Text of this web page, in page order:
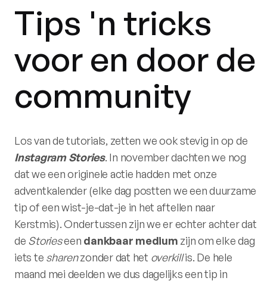
Tips 'n tricks
voor en door de
community
Los van de tutorials, zetten we ook stevig in op de
Instagram Stories. In november dachten we nog
dat we een originele actie hadden met onze
adventkalender (elke dag postten we een duurzame
tip of een wist-je-dat-je in het aftellen naar
Kerstmis). Ondertussen zijn we er echter achter dat
de Storieseen dankbaar medium zijn om elke dag
iets te sharenzonder dat het overkillis. De hele
maand mei deelden we dus dagelijks een tip in